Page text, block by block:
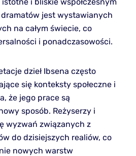
dramatów jest wystawianych
na całym świecie, co
i ponadczasowości.
dzieł Ibsena często
się konteksty społeczne i
że jego prace są
sposób. Reżyserzy i
wyzwań związanych z
do dzisiejszych realiów, co
nowych warstw